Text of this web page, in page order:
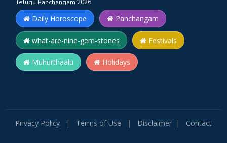
Telugu Panchangam 2026
Daily Horoscope Panchangam
what-are-nine-gem-stones Festivals
Muhurthaalu Holidays
Privacy Policy | Terms of Use | Disclaimer | Contact